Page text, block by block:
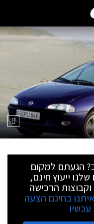
הגעתם למקום
ייעוץ חינם,
הרכישה
בחינם הצעה